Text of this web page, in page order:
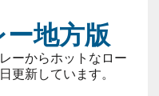
地方版
ーからホットなロー
更新しています。